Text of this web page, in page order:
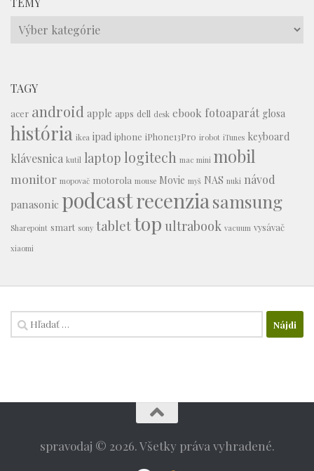
Témy
TAGY
acer android apple apps dell desk ebook fotoaparát glosa
história ikea ipad iphone iPhone13Pro irobot iTunes keyboard
klávesnica kutil laptop logitech mac mini mobil
monitor mopovač motorola mouse Movie myš NAS nuki návod
panasonic podcastrecenziasamsung
Sharepoint smart sony tablettop ultrabook vacuum vysávač
xiaomi
Hľadať:
spravodaj © 2026. Všetky práva vyhradené.